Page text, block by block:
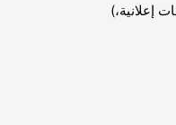
إعلانية،)